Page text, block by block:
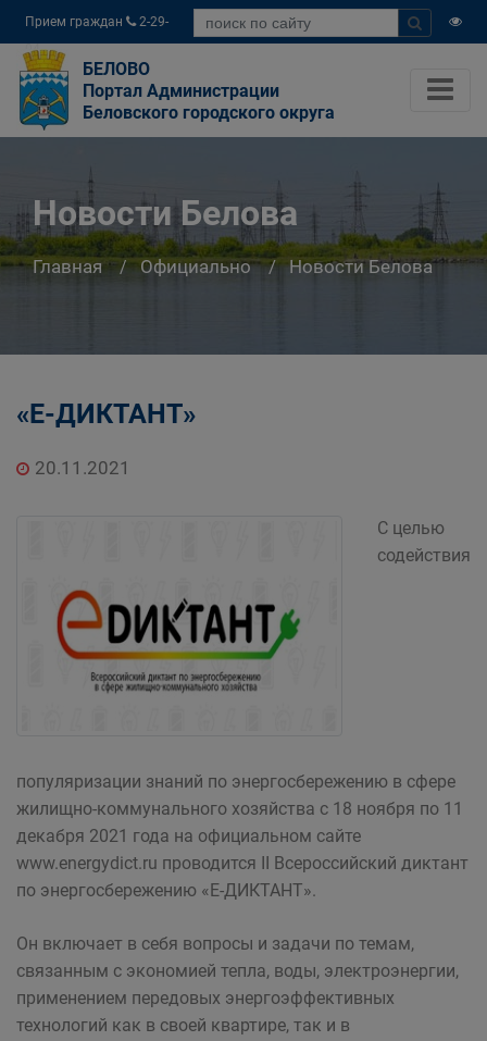
Прием граждан
2-29-
04
БЕЛОВО
Портал Администрации
Беловского городского округа
Новости Белова
Главная Официально Новости Белова
«Е-ДИКТАНТ»
20.11.2021
С целью
содействия
популяризации знаний по энергосбережению в сфере
жилищно-коммунального хозяйства с 18 ноября по 11
декабря 2021 года на официальном сайте
www.energydict.ru проводится II Всероссийский диктант
по энергосбережению «Е-ДИКТАНТ».
Он включает в себя вопросы и задачи по темам,
связанным с экономией тепла, воды, электроэнергии,
применением передовых энергоэффективных
технологий как в своей квартире, так и в